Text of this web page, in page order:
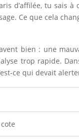
d’affilée, tu sais
Ce que cela
bien : une
trop rapide.
ce qui devait